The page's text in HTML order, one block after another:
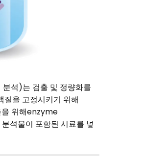
석)는 검출 및 정량화를
을 고정시키기 위해
을 위해enzyme
석물이 포함된 시료를 넣